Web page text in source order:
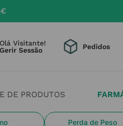
DE PRODUTOS
Perda de Peso
Olá Visitante! Pedidos